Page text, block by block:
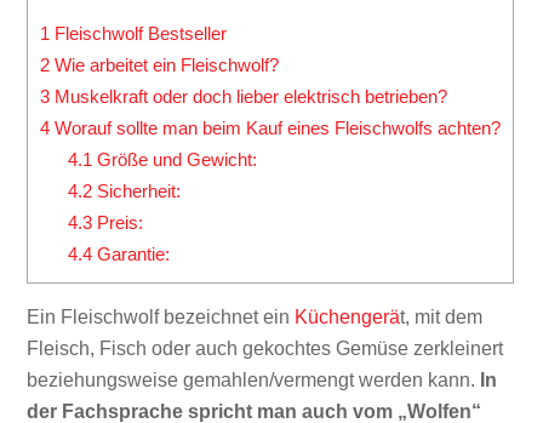
1 Fleischwolf Bestseller
2 Wie arbeitet ein Fleischwolf?
3 Muskelkraft oder doch lieber elektrisch betrieben?
4 Worauf sollte man beim Kauf eines Fleischwolfs achten?
4.1 Größe und Gewicht:
4.2 Sicherheit:
4.3 Preis:
4.4 Garantie:
Ein Fleischwolf bezeichnet ein Küchengerät, mit dem
Fleisch, Fisch oder auch gekochtes Gemüse zerkleinert
beziehungsweise gemahlen/vermengt werden kann. In
der Fachsprache spricht man auch vom „Wolfen“